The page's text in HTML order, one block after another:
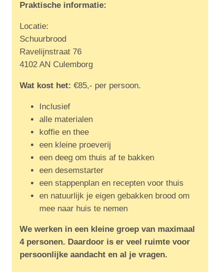
Praktische informatie:
Locatie:
Schuurbrood
Ravelijnstraat 76
4102 AN Culemborg
Wat kost het: €85,- per persoon.
Inclusief
alle materialen
koffie en thee
een kleine proeverij
een deeg om thuis af te bakken
een desemstarter
een stappenplan en recepten voor thuis
en natuurlijk je eigen gebakken brood om
mee naar huis te nemen
We werken in een kleine groep van maximaal
4 personen. Daardoor is er veel ruimte voor
persoonlijke aandacht en al je vragen.